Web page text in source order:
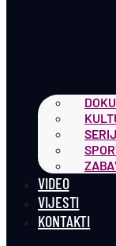
VIDEO
VIJESTI
KONTAKTI